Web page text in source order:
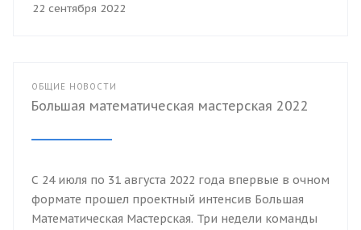
22 сентября 2022
ОБЩИЕ НОВОСТИ
Большая математическая мастерская 2022
С 24 июля по 31 августа 2022 года впервые в очном
формате прошел проектный интенсив Большая
Математическая Мастерская. Три недели команды